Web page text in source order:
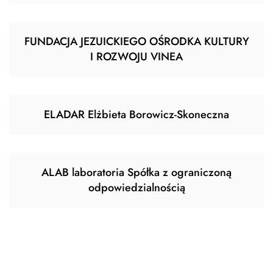
FUNDACJA JEZUICKIEGO OŚRODKA KULTURY
I ROZWOJU VINEA
ELADAR Elżbieta Borowicz-Skoneczna
ALAB laboratoria Spółka z ograniczoną
odpowiedzialnością